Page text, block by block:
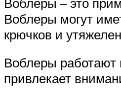
Воблеры могут
крючков и
Воблеры работают
привлекает